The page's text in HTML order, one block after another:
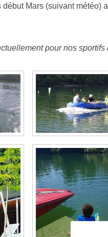
Mars (suivant météo)
pour nos sportifs